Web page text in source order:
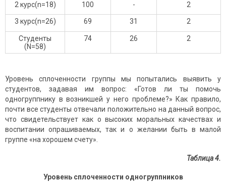
2 курс(n=18) 100 - 2
3 курс(n=26) 69 31 2
Студенты
(N=58)
74 26 2
Уровень сплоченности группы мы попытались выявить у
студентов, задавая им вопрос: «Готов ли ты помочь
одногруппнику в возникшей у него проблеме?» Как правило,
почти все студенты отвечали положительно на данный вопрос,
что свидетельствует как о высоких моральных качествах и
воспитании опрашиваемых, так и о желании быть в малой
группе «на хорошем счету».
Таблица 4.
Уровень сплоченности одногруппников